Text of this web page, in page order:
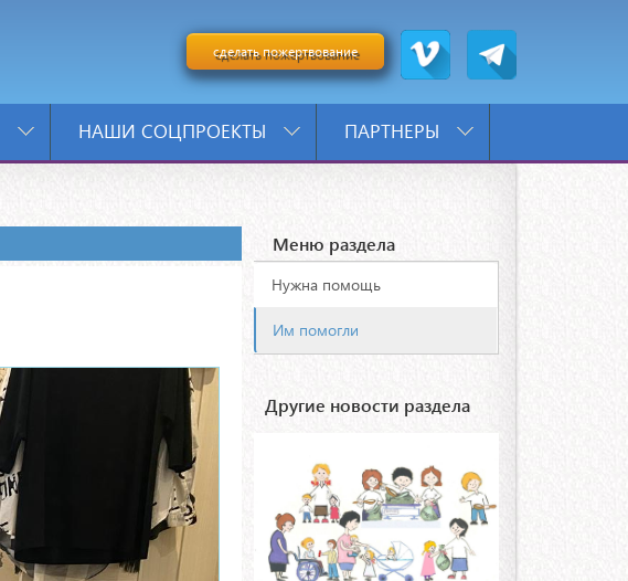
сделать пожертвование
НАШИ СОЦПРОЕКТЫ ПАРТНЕРЫ
Меню раздела
Нужна помощь
Им помогли
Другие новости раздела